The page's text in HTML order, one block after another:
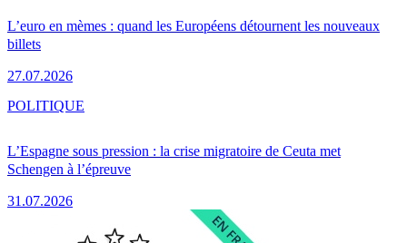
L’euro en mèmes : quand les Européens détournent les nouveaux
billets
27.07.2026
L’Espagne sous pression : la crise migratoire de Ceuta met
Schengen à l’épreuve
31.07.2026
POLITIQUE